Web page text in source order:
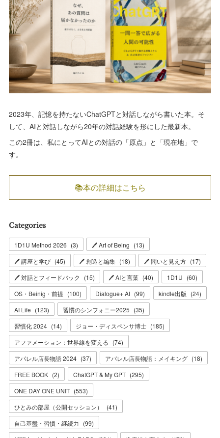
2023年、記憶を持たないChatGPTと対話しながら書いた本。そ
して、AIと対話しながら20年の対話経験を形にした最新本。
この2冊は、私にとってAIとの対話の「原点」と「現在地」で
す。
📚本の詳細はこちら
Categories
1D1U Method 2026 (3) 🖊 Art of Being (13)
🖊 講座と学び (45) 🖊 創造と編集 (18) 🖊 問いと見え方 (17)
🖊 対話とフィードバック
(15) 🖊 AIと言葉 (40) 1D1U (60)
OS・Beinig・前提 (100) Dialogue+ AI (99) kindle出版 (24)
AI Life (123) 習慣のシンフォニー2025 (35)
習慣化 2024 (14) ジョー・ディスペンサ博士 (185)
アファメーション：世界線を変える (74)
アパレル店長物語 2024 (37) アパレル店長物語：メイキング (18)
FREE BOOK (2) ChatGPT & My GPT (295)
ONE DAY ONE UNIT (553)
ひとみの部屋（公開セッション）
(41)
自己基盤・習慣・継続力 (99)